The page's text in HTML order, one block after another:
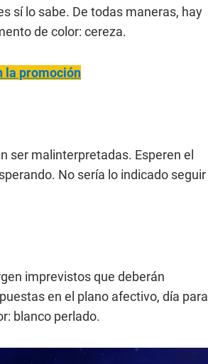
sí lo sabe. De todas maneras, hay
de color: cereza.
la promoción
ser malinterpretadas. Esperen el
No sería lo indicado seguir
imprevistos que deberán
en el plano afectivo, día para
blanco perlado.